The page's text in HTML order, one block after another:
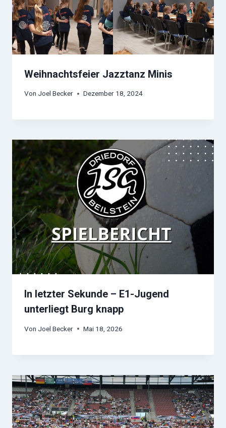
Weihnachtsfeier Jazztanz Minis
Von Joel Becker Dezember 18, 2024
In letzter Sekunde – E1-Jugend
unterliegt Burg knapp
Von Joel Becker Mai 18, 2026